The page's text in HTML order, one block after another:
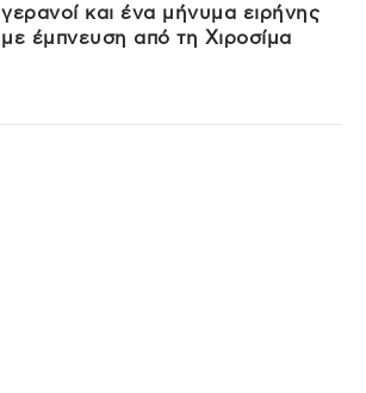
γερανοί και ένα μήνυμα ειρήνης
με έμπνευση από τη Χιροσίμα